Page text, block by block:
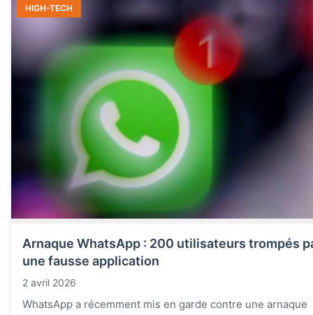
HIGH-TECH
Arnaque WhatsApp : 200 utilisateurs trompés
une fausse application
2 avril 2026
WhatsApp a récemment mis en garde contre une arnaque